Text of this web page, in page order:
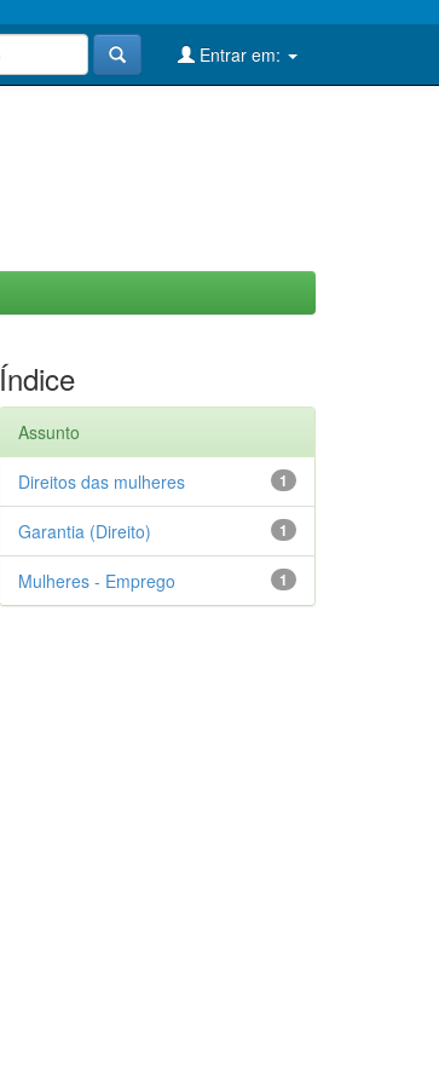
Entrar em:
Índice
Assunto
1
Direitos das mulheres
1
Garantia (Direito)
1
Mulheres - Emprego